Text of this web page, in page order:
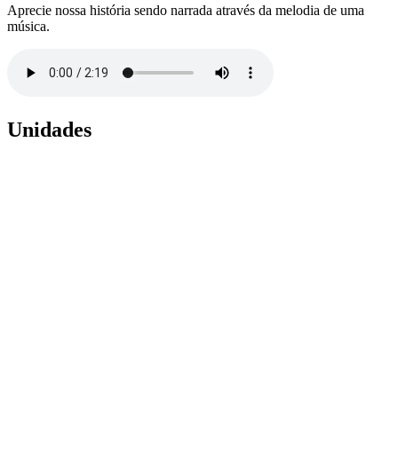
Aprecie nossa história sendo narrada através da melodia de uma
música.
Unidades